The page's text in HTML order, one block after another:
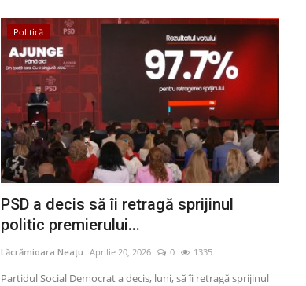
Politică
PSD a decis să îi retragă sprijinul
politic premierului...
Lăcrămioara Neațu Aprilie 20, 2026 0 1335
Partidul Social Democrat a decis, luni, să îi retragă sprijinul